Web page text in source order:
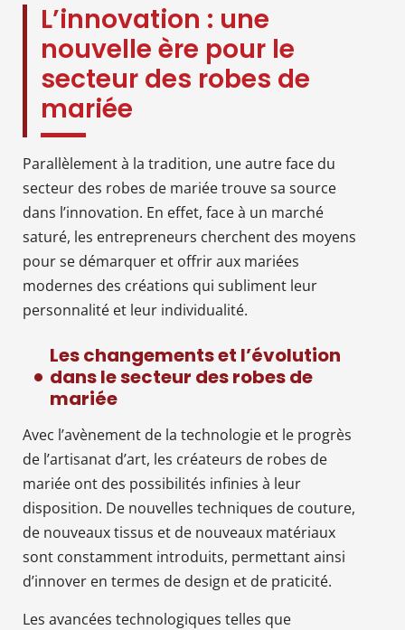
L’innovation : une
nouvelle ère pour le
secteur des robes de
mariée
Parallèlement à la tradition, une autre face du
secteur des robes de mariée trouve sa source
dans l’innovation. En effet, face à un marché
saturé, les entrepreneurs cherchent des moyens
pour se démarquer et offrir aux mariées
modernes des créations qui subliment leur
personnalité et leur individualité.
Les changements et l’évolution
dans le secteur des robes de
mariée
Avec l’avènement de la technologie et le progrès
de l’artisanat d’art, les créateurs de robes de
mariée ont des possibilités infinies à leur
disposition. De nouvelles techniques de couture,
de nouveaux tissus et de nouveaux matériaux
sont constamment introduits, permettant ainsi
d’innover en termes de design et de praticité.
Les avancées technologiques telles que